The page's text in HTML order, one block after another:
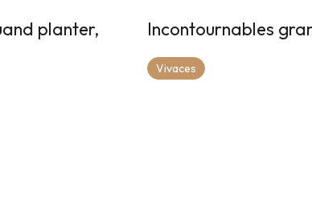
planter,
Incontournables
Vivaces